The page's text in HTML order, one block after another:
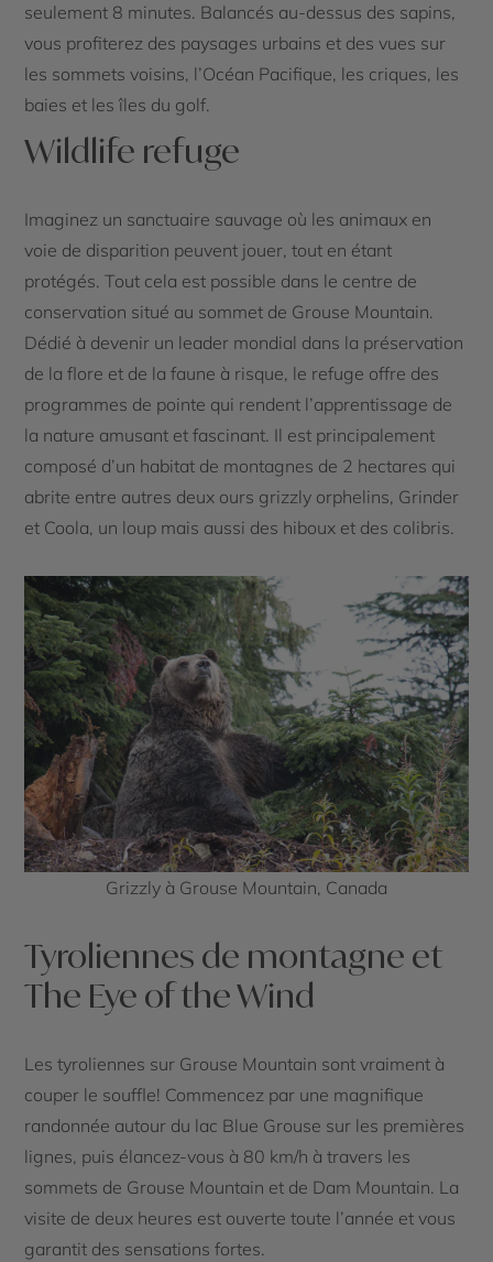
seulement 8 minutes. Balancés au-dessus des sapins,
vous profiterez des paysages urbains et des vues sur
les sommets voisins, l’Océan Pacifique, les criques, les
baies et les îles du golf.
Wildlife refuge
Imaginez un sanctuaire sauvage où les animaux en
voie de disparition peuvent jouer, tout en étant
protégés. Tout cela est possible dans le centre de
conservation situé au sommet de Grouse Mountain.
Dédié à devenir un leader mondial dans la préservation
de la flore et de la faune à risque, le refuge offre des
programmes de pointe qui rendent l’apprentissage de
la nature amusant et fascinant. Il est principalement
composé d’un habitat de montagnes de 2 hectares qui
abrite entre autres deux ours grizzly orphelins, Grinder
et Coola, un loup mais aussi des hiboux et des colibris.
Grizzly à Grouse Mountain, Canada
Tyroliennes de montagne et
The Eye of the Wind
Les tyroliennes sur Grouse Mountain sont vraiment à
couper le souffle! Commencez par une magnifique
randonnée autour du lac Blue Grouse sur les premières
lignes, puis élancez-vous à 80 km/h à travers les
sommets de Grouse Mountain et de Dam Mountain. La
visite de deux heures est ouverte toute l’année et vous
garantit des sensations fortes.